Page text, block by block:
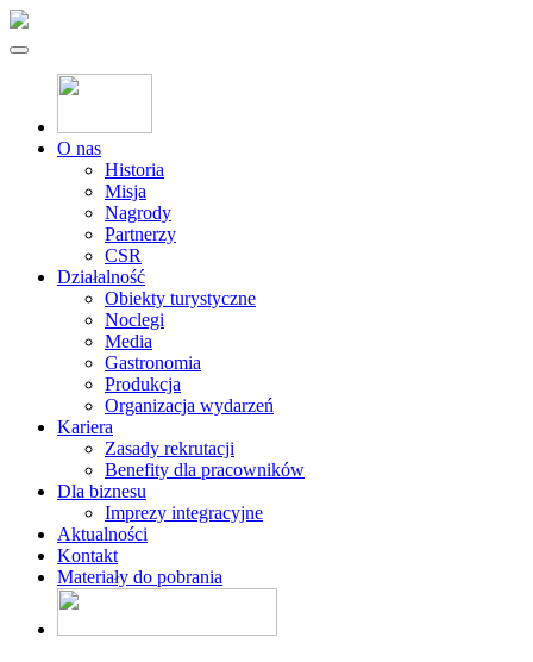
O nas
Historia
Misja
Nagrody
Partnerzy
CSR
Działalność
Obiekty turystyczne
Noclegi
Media
Gastronomia
Produkcja
Organizacja wydarzeń
Kariera
Zasady rekrutacji
Benefity dla pracowników
Dla biznesu
Imprezy integracyjne
Aktualności
Kontakt
Materiały do pobrania